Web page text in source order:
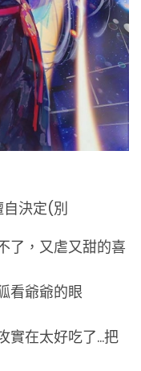
決定(別
了，又虐又甜的喜
看爺爺的眼
實在太好吃了…把